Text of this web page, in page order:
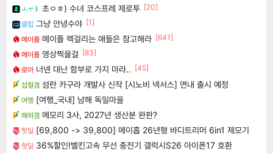
ㅗㅜㅑ 초ㅇㅎ) 수녀 코스프레 제로투 [20]
클립 그냥 안녕수야 [1]
메이플 메이플 렉걸리는 애들은 참고해라 [641]
메이플 영상찍을걸 [83]
로아 너넨 대난 함부로 가지 마라.. [45]
섭컬겜 섬란 카구라 개발사 신작 [시노비 넥서스] 연내 출시 예정
여행 [여행_국내] 남해 독일마을
해외겜 메모리 3사, 2027년 생산분 완판?
핫딜 [69,800 -> 39,800] 메이홉 26년형 바디트리머 6in1 제모기
핫딜 36%할인!벨킨고속 무선 충전기 갤럭시S26 아이폰17 호환